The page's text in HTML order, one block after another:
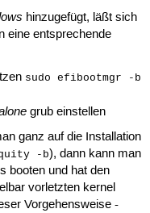
hinzugefügt, läßt sich
eine entsprechende
sudo efibootmgr -b
grub einstellen
ganz auf die Installation
-b), dann kann man
booten und hat den
vorletzten kernel
Vorgehensweise -